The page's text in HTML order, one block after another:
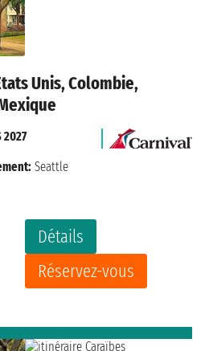
Unis, Colombie,
Détails
Réservez-vous
2027
Seattle